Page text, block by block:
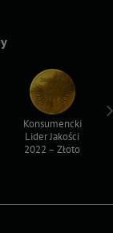
Konsumencki
Lider Jakości
2022 – Złoto